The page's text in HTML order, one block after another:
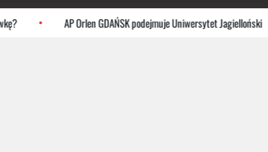
AP Orlen GDAŃSK podejmuje Uniwersytet Jagielloński